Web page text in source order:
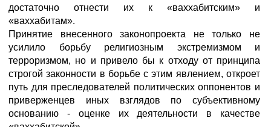
достаточно отнести их к «ваххабитским» и
«ваххабитам».
Принятие внесенного законопроекта не только не
усилило борьбу религиозным экстремизмом и
терроризмом, но и привело бы к отходу от принципа
строгой законности в борьбе с этим явлением, откроет
путь для преследователей политических оппонентов и
приверженцев иных взглядов по субъективному
основанию - оценке их деятельности в качестве